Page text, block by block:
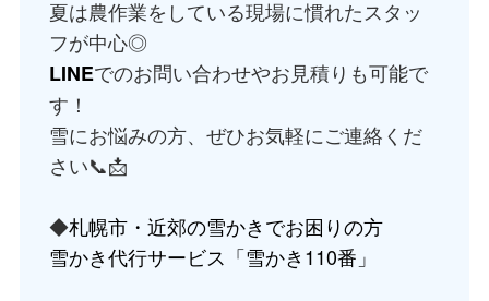
夏は農作業をしている現場に慣れたスタッ
フが中心◎
LINEでのお問い合わせやお見積りも可能で
す！
雪にお悩みの方、ぜひお気軽にご連絡くだ
さい📞📩
◆札幌市・近郊の雪かきでお困りの方
雪かき代行サービス「雪かき110番」